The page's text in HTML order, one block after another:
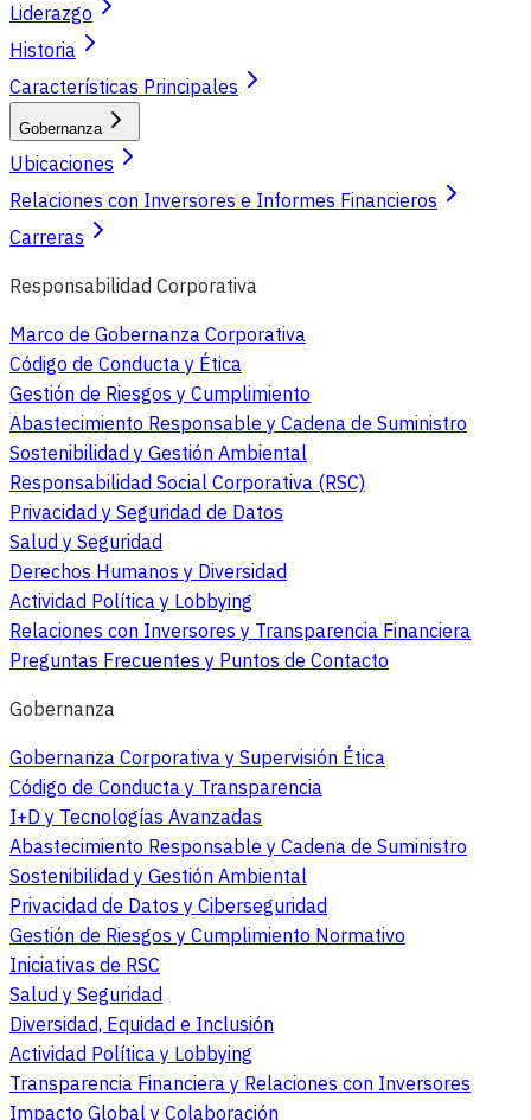
Liderazgo
Historia
Características Principales
Gobernanza
Ubicaciones
Relaciones con Inversores e Informes Financieros
Carreras
Responsabilidad Corporativa
Marco de Gobernanza Corporativa
Código de Conducta y Ética
Gestión de Riesgos y Cumplimiento
Abastecimiento Responsable y Cadena de Suministro
Sostenibilidad y Gestión Ambiental
Responsabilidad Social Corporativa (RSC)
Privacidad y Seguridad de Datos
Salud y Seguridad
Derechos Humanos y Diversidad
Actividad Política y Lobbying
Relaciones con Inversores y Transparencia Financiera
Preguntas Frecuentes y Puntos de Contacto
Gobernanza
Gobernanza Corporativa y Supervisión Ética
Código de Conducta y Transparencia
I+D y Tecnologías Avanzadas
Abastecimiento Responsable y Cadena de Suministro
Sostenibilidad y Gestión Ambiental
Privacidad de Datos y Ciberseguridad
Gestión de Riesgos y Cumplimiento Normativo
Iniciativas de RSC
Salud y Seguridad
Diversidad, Equidad e Inclusión
Actividad Política y Lobbying
Transparencia Financiera y Relaciones con Inversores
Impacto Global y Colaboración